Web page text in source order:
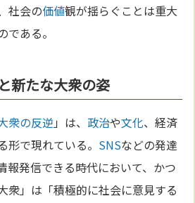
社会の価値観が揺らぐことは重大
である。
新たな大衆の姿
衆の反逆 」は、 政治や文化、経済
形で現れている。 SNSなどの発達
報発信できる時代において、かつ
衆」は「積極的に社会に意見する